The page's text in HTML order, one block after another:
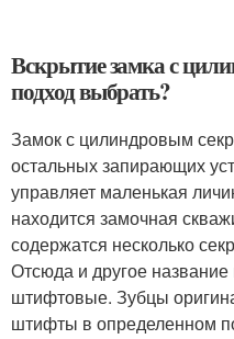
Вскрытие замка с
подход выбрать?
Замок с цилиндровым
остальных запирающих
управляет маленькая
находится замочная
содержатся несколько
Отсюда и другое
штифтовые. Зубцы
штифты в определенном